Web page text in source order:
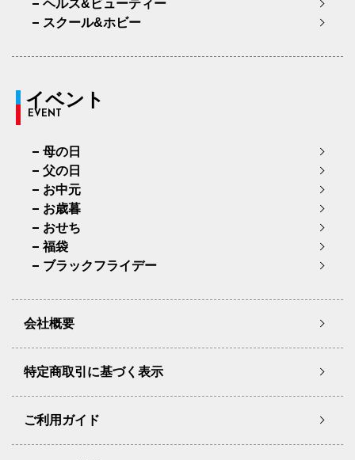
ヘルス&ビューティー
スクール&ホビー
イベント
EVENT
母の日
父の日
お中元
お歳暮
おせち
福袋
ブラックフライデー
会社概要
特定商取引に基づく表示
ご利用ガイド